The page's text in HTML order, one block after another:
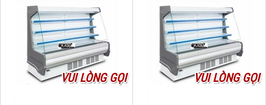
VUI LÒNG GỌI VUI LÒNG GỌI